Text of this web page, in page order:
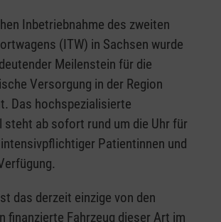
Inbetriebnahme des zweiten
(ITW) in Sachsen wurde
Meilenstein für die
Versorgung in der Region
Das hochspezialisierte
ab sofort rund um die Uhr für
Patientinnen und
das derzeit einzige von den
finanzierte Fahrzeug dieser Art im